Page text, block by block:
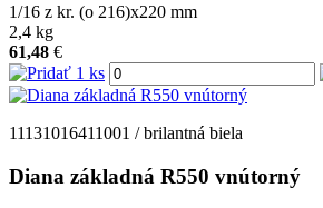
1/16 z kr. (o 216)x220 mm
2,4 kg
61,48 €
11131016411001 / brilantná biela
Diana základná R550 vnútorný